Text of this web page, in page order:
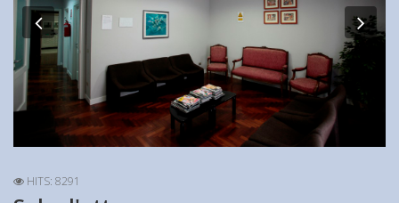
Previous
HITS: 8291